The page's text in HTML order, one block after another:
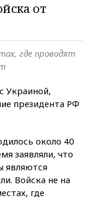
от
где проводят
Украиной,
президента РФ
около 40
заявляли, что
являются
Войска не на
где